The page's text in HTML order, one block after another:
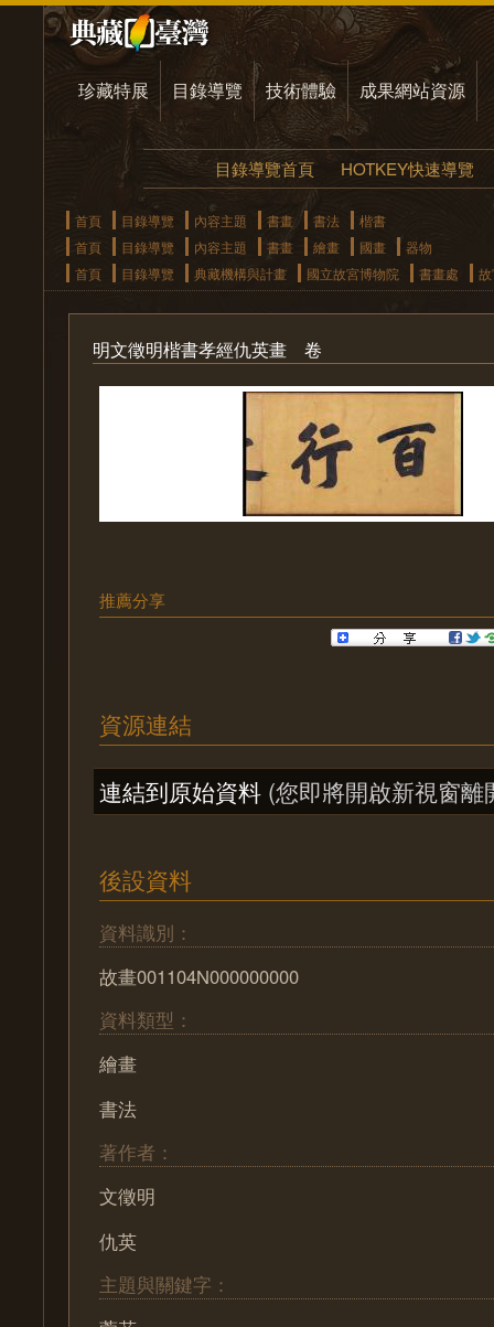
珍藏特展 目錄導覽 技術體驗 成果網站資源
目錄導覽首頁 HOTKEY快速導覽
首頁 目錄導覽 內容主題 書畫 書法
楷書
首頁
目錄導覽 內容主題 書畫 繪畫 國畫
器物
首頁
目錄導覽 典藏機構與計畫 國立故宮博物院 書畫處
明文徵明楷書孝經仇英畫 卷
推薦分享
資源連結
連結到原始資料 (您即將開啟新視窗離
後設資料
資料識別：
故畫001104N000000000
資料類型：
繪畫
書法
著作者：
文徵明
仇英
主題與關鍵字：